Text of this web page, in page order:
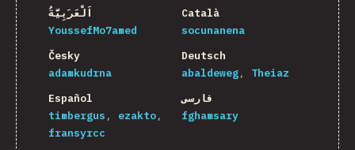
اَلْعَرَبِيَّةُ
YoussefMo7amed
Català
socunanena
Česky
adamkudrna
Deutsch
abaldeweg
Theiaz
Español
timbergus
ezakto
fransyrcc
فارسی
fghamsary